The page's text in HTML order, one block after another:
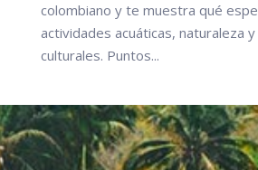
colombiano y te muestra qué
actividades acuáticas, naturaleza
culturales. Puntos...